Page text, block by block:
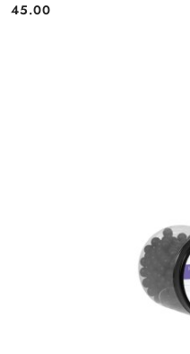
Cena:
45.00